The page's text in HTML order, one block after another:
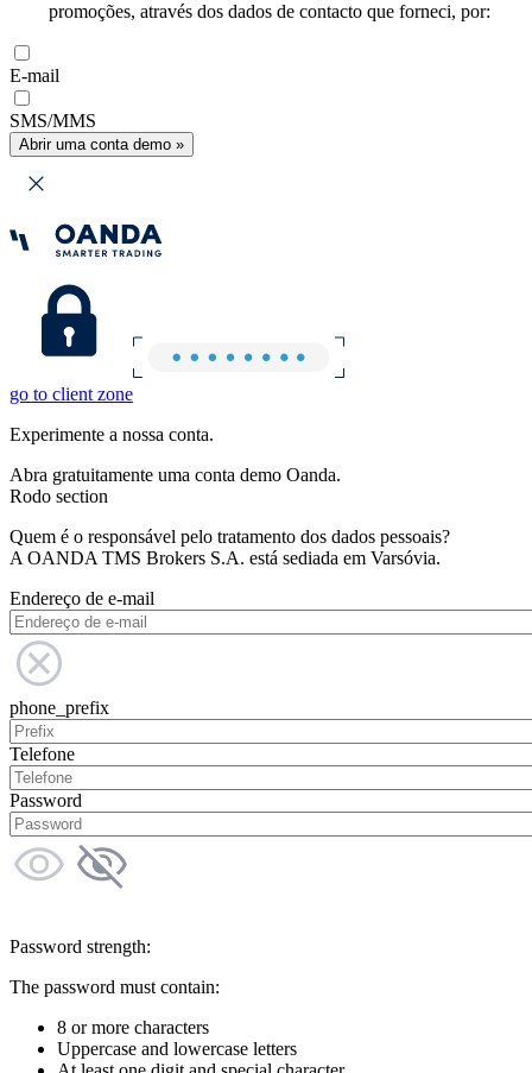
promoções, através dos dados de contacto que forneci, por:
E-mail
SMS/MMS
Abrir uma conta demo »
go to client zone
Experimente a nossa conta.
Abra gratuitamente uma conta demo Oanda.
Rodo section
Quem é o responsável pelo tratamento dos dados pessoais?
A OANDA TMS Brokers S.A. está sediada em Varsóvia.
Endereço de e-mail
phone_prefix
Telefone
Password
Password strength:
The password must contain:
8 or more characters
Uppercase and lowercase letters